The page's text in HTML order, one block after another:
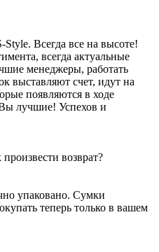
Всегда все на высоте!
всегда актуальные
менеджеры, работать
выставляют счет, идут на
появляются в ходе
лучшие! Успехов и
возврат?
упаковано. Сумки
теперь только в вашем